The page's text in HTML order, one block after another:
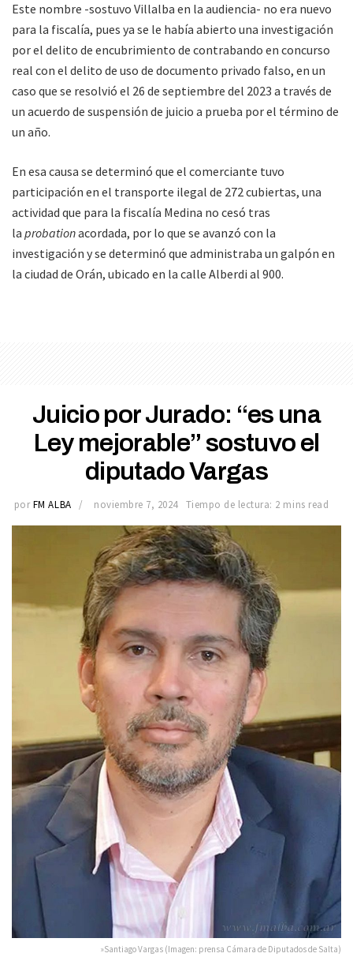
Este nombre -sostuvo Villalba en la audiencia- no era nuevo
para la fiscalía, pues ya se le había abierto una investigación
por el delito de encubrimiento de contrabando en concurso
real con el delito de uso de documento privado falso, en un
caso que se resolvió el 26 de septiembre del 2023 a través de
un acuerdo de suspensión de juicio a prueba por el término de
un año.
En esa causa se determinó que el comerciante tuvo
participación en el transporte ilegal de 272 cubiertas, una
actividad que para la fiscalía Medina no cesó tras
la probationacordada, por lo que se avanzó con la
investigación y se determinó que administraba un galpón en
la ciudad de Orán, ubicado en la calle Alberdi al 900.
Juicio por Jurado: “es una
Ley mejorable” sostuvo el
diputado Vargas
por FM ALBA noviembre 7, 2024 Tiempo de lectura: 2 mins read
»Santiago Vargas (Imagen: prensa Cámara de Diputados de Salta)